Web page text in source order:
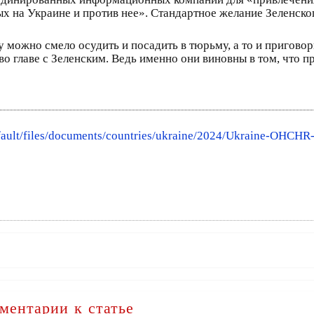
Украине и против нее». Стандартное желание
смело осудить и посадить в тюрьму, а то и
главе с Зеленским. Ведь именно они виновны в том, что
files/documents/countries/ukraine/2024/Ukraine-
к статье